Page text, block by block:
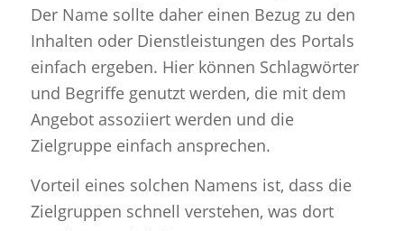
Der Name sollte daher einen Bezug zu den
Inhalten oder Dienstleistungen des Portals
einfach ergeben. Hier können Schlagwörter
und Begriffe genutzt werden, die mit dem
Angebot assoziiert werden und die
Zielgruppe einfach ansprechen.
Vorteil eines solchen Namens ist, dass die
Zielgruppen schnell verstehen, was dort